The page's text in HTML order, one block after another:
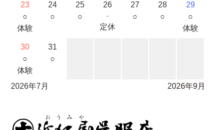
23
○
体験
24
○
25
○
26
－
定休
27
○
28
○
29
○
体験
30
○
体験
31
○
2026年7月 2026年9月